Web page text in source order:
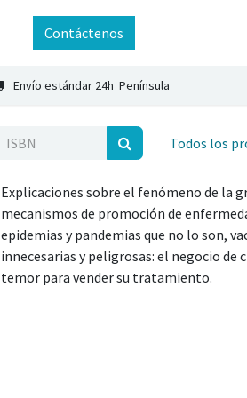
Contáctenos
Envío estándar 24h Península
Todos los
Explicaciones sobre el fenómeno de la
mecanismos de promoción de
epidemias y pandemias que no lo son,
innecesarias y peligrosas: el negocio de
temor para vender su tratamiento.